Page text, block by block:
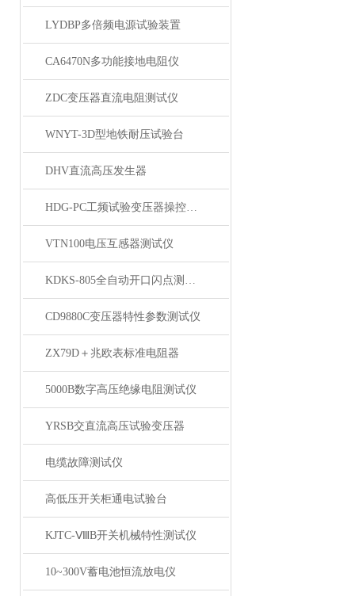
LYDBP多倍频电源试验装置
CA6470N多功能接地电阻仪
ZDC变压器直流电阻测试仪
WNYT-3D型地铁耐压试验台
DHV直流高压发生器
HDG-PC工频试验变压器操控装置
VTN100电压互感器测试仪
KDKS-805全自动开口闪点测定仪
CD9880C变压器特性参数测试仪
ZX79D＋兆欧表标准电阻器
5000B数字高压绝缘电阻测试仪
YRSB交直流高压试验变压器
电缆故障测试仪
高低压开关柜通电试验台
KJTC-ⅧB开关机械特性测试仪
10~300V蓄电池恒流放电仪